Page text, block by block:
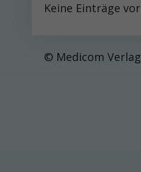
Keine Einträge
© Medicom